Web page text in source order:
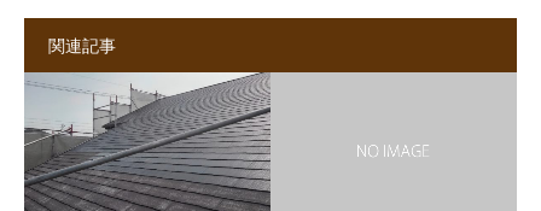
関連記事